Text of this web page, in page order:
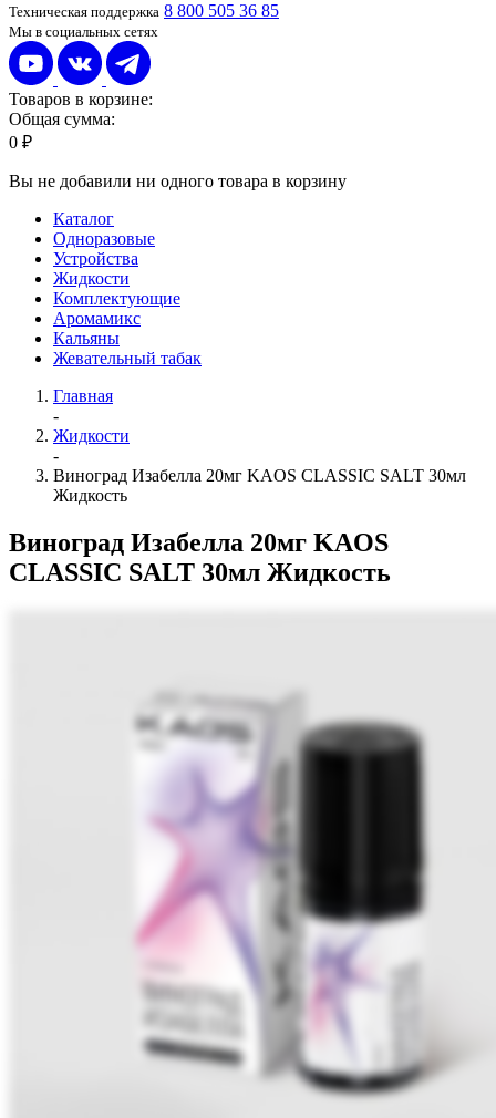
Техническая поддержка 8 800 505 36 85
Мы в социальных сетях
Товаров в корзине:
Общая сумма:
0 ₽
Вы не добавили ни одного товара в корзину
Каталог
Одноразовые
Устройства
Жидкости
Комплектующие
Аромамикс
Кальяны
Жевательный табак
Главная
-
Жидкости
-
Виноград Изабелла 20мг KAOS CLASSIC SALT 30мл
Жидкость
Виноград Изабелла 20мг KAOS
CLASSIC SALT 30мл Жидкость